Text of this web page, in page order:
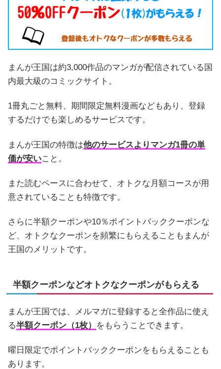
まんが王国は約3,000作品のマンガが配信されている国
内最大級のコミックサイト。
1冊丸ごと無料、期間限定無料漫画などもあり、登録
するだけでも楽しめるサービスです。
まんが王国の特徴は他のサービスよりマンガ1冊の単
価が安いこと。
また読むペースに合わせて、オトクな月額コースが用
意されていることも特徴です。
さらに半額クーポンや10％ポイントバッククーポンな
ど、オトクなクーポンを頻繁にもらえることもまんが
王国のメリットです。
半額クーポンなどオトクなクーポンがもらえる
まんが王国では、メルマガに登録すると全作品に使え
る半額クーポン（1枚） をもらうことできます。
曜日限定でポイントバッククーポンをもらえることも
あります。